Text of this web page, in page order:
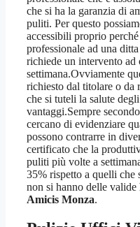
che si ha la garanzia di
puliti. Per questo
accessibili proprio
professionale ad una
richiede un intervento ad
settimana.Ovviamente
richiesto dal titolare o da
che si tuteli la salute
vantaggi.Sempre
cercano di evidenziare
possono contrarre in
certificato che la
puliti più volte a
35% rispetto a quelli che
non si hanno delle valide
Amicis Monza.